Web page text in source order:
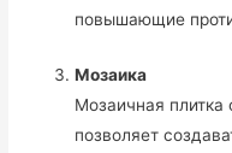
повышающие
Мозаика
Мозаичная плитка
позволяет